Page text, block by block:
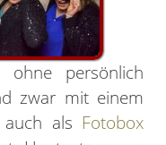
persönlich
zwar mit einem
als Fotobox